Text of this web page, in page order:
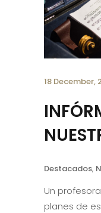
18 December,
Destacados,
Un
planes de